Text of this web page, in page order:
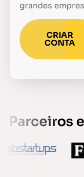
grandes
CRIAR
CONTA
Parceiros